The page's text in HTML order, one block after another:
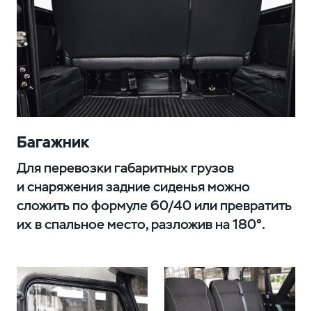
Багажник
Для перевозки габаритных грузов
и снаряжения задние сиденья можно
сложить по формуле 60/40 или превратить
их в спальное место, разложив на 180°.